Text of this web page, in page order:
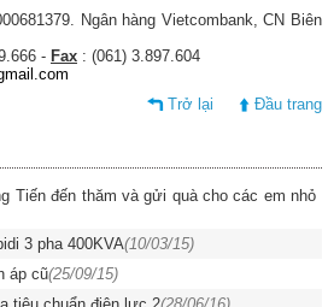
Ngân hàng Vietcombank, CN Biên
- Fax : (061) 3.897.604
Trở lại
Đầu trang
Tiến đến thăm và gửi quà cho các em nhỏ
3 pha 400KVA(10/03/15)
áp cũ(25/09/15)